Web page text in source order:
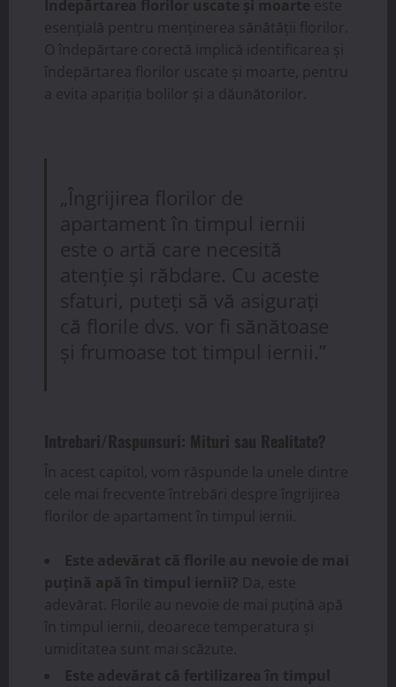
Îndepărtarea florilor uscate și moarte este
esențială pentru menținerea sănătății florilor.
O îndepărtare corectă implică identificarea și
îndepărtarea florilor uscate și moarte, pentru
a evita apariția bolilor și a dăunătorilor.
„Îngrijirea florilor de
apartament în timpul iernii
este o artă care necesită
atenție și răbdare. Cu aceste
sfaturi, puteți să vă asigurați
că florile dvs. vor fi sănătoase
și frumoase tot timpul iernii.”
Intrebari/Raspunsuri: Mituri sau Realitate?
În acest capitol, vom răspunde la unele dintre
cele mai frecvente întrebări despre îngrijirea
florilor de apartament în timpul iernii.
Este adevărat că florile au nevoie de mai
puțină apă în timpul iernii? Da, este
adevărat. Florile au nevoie de mai puțină apă
în timpul iernii, deoarece temperatura și
umiditatea sunt mai scăzute.
Este adevărat că fertilizarea în timpul